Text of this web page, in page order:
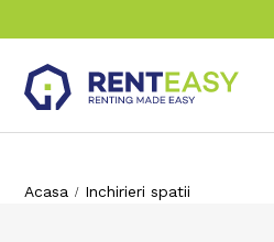
Acasa Inchirieri spatii